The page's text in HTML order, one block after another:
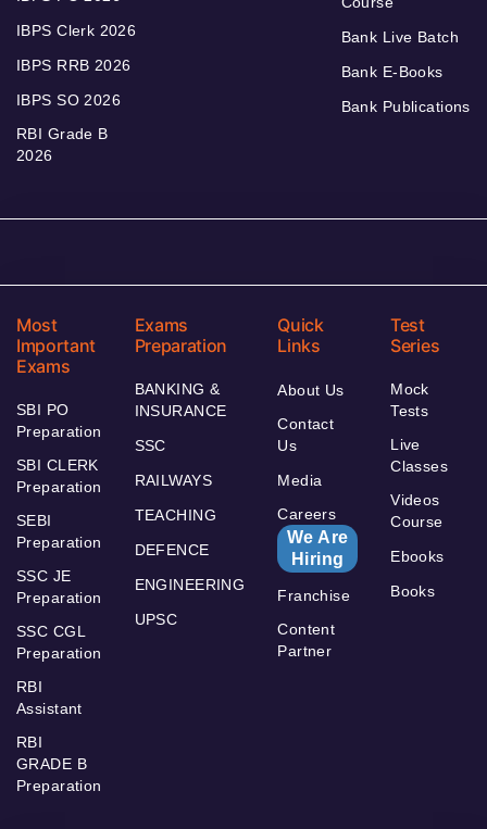
IBPS Clerk 2026
IBPS RRB 2026
IBPS SO 2026
RBI Grade B
2026
Bank Live Batch
Bank E-Books
Bank Publications
Most
Important
Exams
SBI PO
Preparation
SBI CLERK
Preparation
SEBI
Preparation
SSC JE
Preparation
SSC CGL
Preparation
RBI
Assistant
RBI
GRADE B
Preparation
Exams
Preparation
BANKING &
INSURANCE
SSC
RAILWAYS
TEACHING
DEFENCE
ENGINEERING
UPSC
Quick
Links
About Us
Contact
Us
Media
Careers
We Are
Hiring
Franchise
Content
Partner
Test
Series
Mock
Tests
Live
Classes
Videos
Course
Ebooks
Books